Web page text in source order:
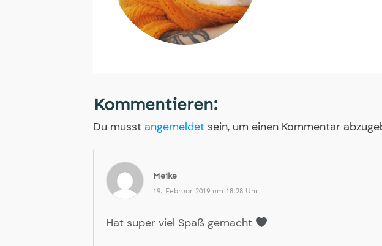
Kommentieren:
Du musst angemeldet sein, um einen Kommentar
Meike
19. Februar 2019 um 18:28 Uhr
Hat super viel Spaß gemacht